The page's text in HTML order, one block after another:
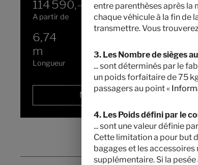
114 590,– €
A partir de
2 -
6,74
m
Longueur
Masse en charge
techniquement admissible
Modèle sélectionné
entre parenthèses après la
chaque véhicule à la fin de
transmettre. Vous
3. Les Nombre de sièges
... sont déterminés par le
un poids forfaitaire de 75
passagers au point «
4. Les Poids défini par le
... sont une valeur définie
Cette limitation a pour but
bagages et les
supplémentaire. Si la